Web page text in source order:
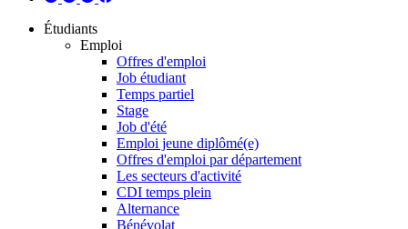
Étudiants
Emploi
Offres d'emploi
Job étudiant
Temps partiel
Stage
Job d'été
Emploi jeune diplômé(e)
Offres d'emploi par département
Les secteurs d'activité
CDI temps plein
Alternance
Bénévolat